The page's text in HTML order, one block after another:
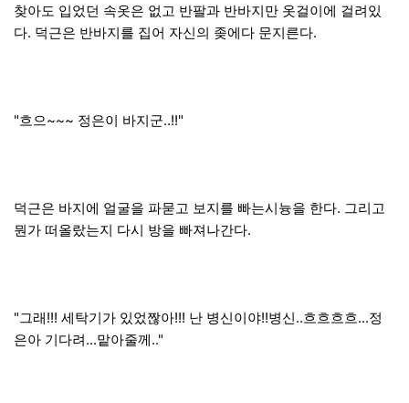
찾아도 입었던 속옷은 없고 반팔과 반바지만 옷걸이에 걸려있
다. 덕근은 반바지를 집어 자신의 좆에다 문지른다.
"흐으~~~ 정은이 바지군..!!"
덕근은 바지에 얼굴을 파묻고 보지를 빠는시늉을 한다. 그리고
뭔가 떠올랐는지 다시 방을 빠져나간다.
"그래!!! 세탁기가 있었짢아!!! 난 병신이야!!병신..흐흐흐흐...정
은아 기다려...맡아줄께.."